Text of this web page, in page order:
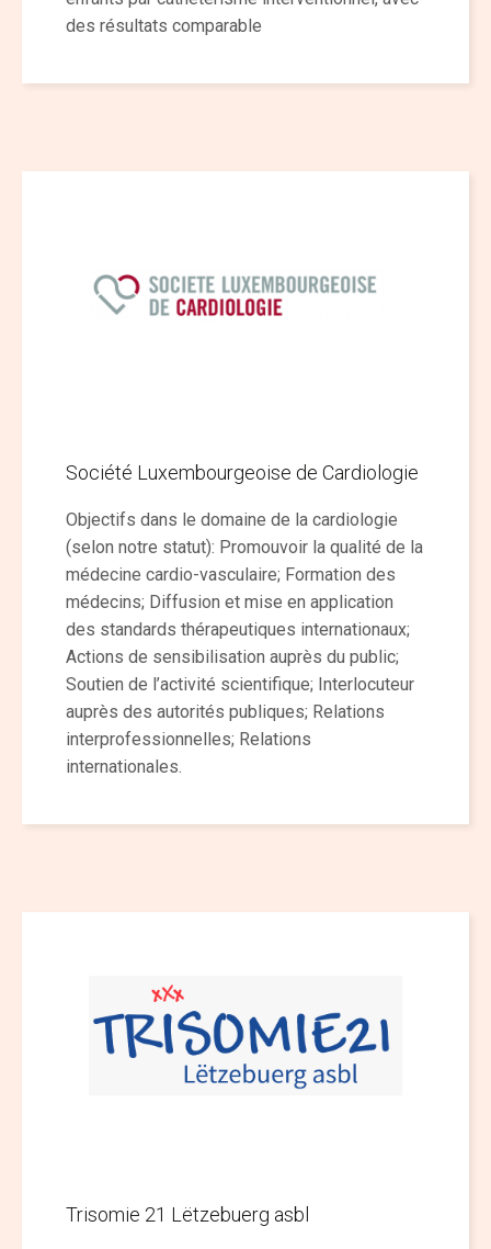
des résultats comparable
Société Luxembourgeoise de Cardiologie
Objectifs dans le domaine de la cardiologie
(selon notre statut): Promouvoir la qualité de la
médecine cardio-vasculaire; Formation des
médecins; Diffusion et mise en application
des standards thérapeutiques internationaux;
Actions de sensibilisation auprès du public;
Soutien de l’activité scientifique; Interlocuteur
auprès des autorités publiques; Relations
interprofessionnelles; Relations
internationales.
Trisomie 21 Lëtzebuerg asbl